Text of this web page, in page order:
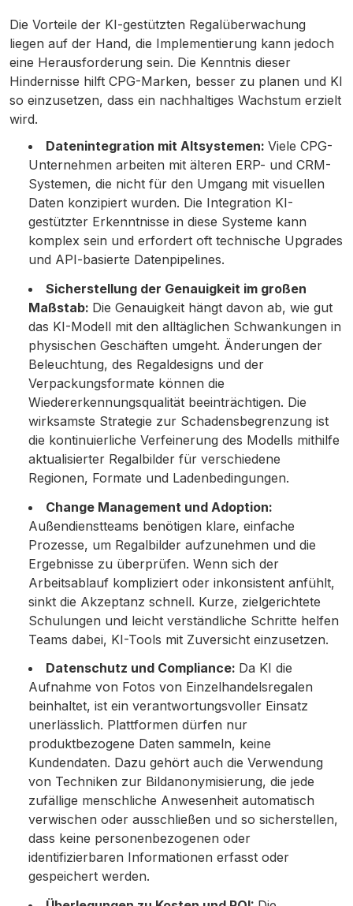
Die Vorteile der KI-gestützten Regalüberwachung
liegen auf der Hand, die Implementierung kann jedoch
eine Herausforderung sein. Die Kenntnis dieser
Hindernisse hilft CPG-Marken, besser zu planen und KI
so einzusetzen, dass ein nachhaltiges Wachstum erzielt
wird.
Datenintegration mit Altsystemen: Viele CPG-
Unternehmen arbeiten mit älteren ERP- und CRM-
Systemen, die nicht für den Umgang mit visuellen
Daten konzipiert wurden. Die Integration KI-
gestützter Erkenntnisse in diese Systeme kann
komplex sein und erfordert oft technische Upgrades
und API-basierte Datenpipelines.
Sicherstellung der Genauigkeit im großen
Maßstab: Die Genauigkeit hängt davon ab, wie gut
das KI-Modell mit den alltäglichen Schwankungen in
physischen Geschäften umgeht. Änderungen der
Beleuchtung, des Regaldesigns und der
Verpackungsformate können die
Wiedererkennungsqualität beeinträchtigen. Die
wirksamste Strategie zur Schadensbegrenzung ist
die kontinuierliche Verfeinerung des Modells mithilfe
aktualisierter Regalbilder für verschiedene
Regionen, Formate und Ladenbedingungen.
Change Management und Adoption:
Außendienstteams benötigen klare, einfache
Prozesse, um Regalbilder aufzunehmen und die
Ergebnisse zu überprüfen. Wenn sich der
Arbeitsablauf kompliziert oder inkonsistent anfühlt,
sinkt die Akzeptanz schnell. Kurze, zielgerichtete
Schulungen und leicht verständliche Schritte helfen
Teams dabei, KI-Tools mit Zuversicht einzusetzen.
Datenschutz und Compliance: Da KI die
Aufnahme von Fotos von Einzelhandelsregalen
beinhaltet, ist ein verantwortungsvoller Einsatz
unerlässlich. Plattformen dürfen nur
produktbezogene Daten sammeln, keine
Kundendaten. Dazu gehört auch die Verwendung
von Techniken zur Bildanonymisierung, die jede
zufällige menschliche Anwesenheit automatisch
verwischen oder ausschließen und so sicherstellen,
dass keine personenbezogenen oder
identifizierbaren Informationen erfasst oder
gespeichert werden.